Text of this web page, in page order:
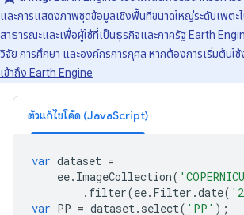
และการแสดงภาพชุดข้อมูลเชิงพื้นที่ขนาดใหญ่ระดับเพตะ
สาธารณะและเพื่อผู้ใช้ที่เป็นธุรกิจและภาครัฐ Earth
วิจัย การศึกษา และองค์กรการกุศล หากต้องการเริ่มต้นใช้
เข้าถึง Earth Engine
ตัวแก้ไขโค้ด (JavaScript)
var dataset =
ee. ImageCollection(
. filter(ee. Filter .date(
var PP = dataset. select( 'PP' );